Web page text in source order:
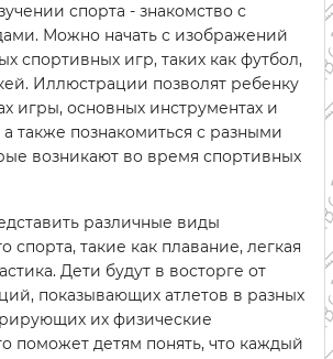
спорта - знакомство с
Можно начать с изображений
спортивных игр, таких как футбол,
Иллюстрации позволят ребенку
игры, основных инструментах и
также познакомиться с разными
возникают во время спортивных
различные виды
спорта, такие как плавание, легкая
Дети будут в восторге от
показывающих атлетов в разных
их физические
поможет детям понять, что каждый